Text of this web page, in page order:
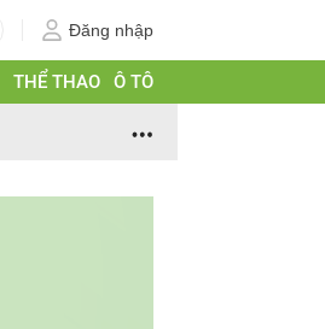
Đăng nhập
THỂ THAO Ô TÔ